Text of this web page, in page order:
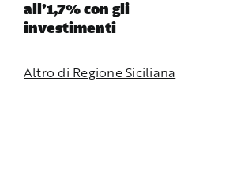
all’1,7% con gli
investimenti
Altro di Regione Siciliana